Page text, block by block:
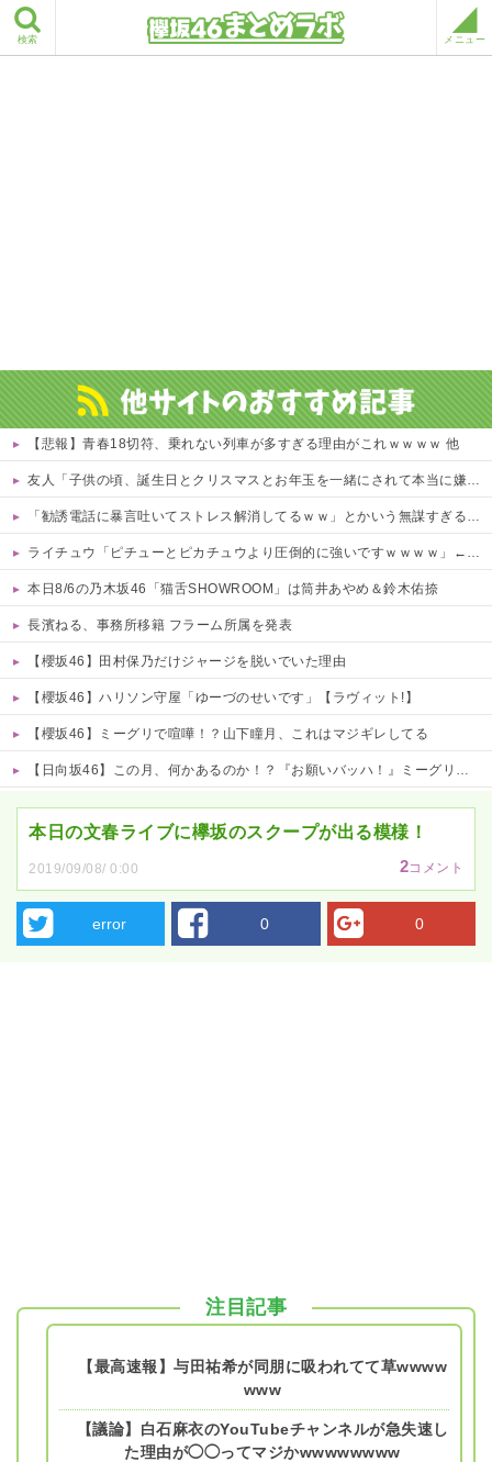
検索 メニュー
【悲報】青春18切符、乗れない列車が多すぎる理由がこれｗｗｗｗ 他
友人「子供の頃、誕生日とクリスマスとお年玉を一緒にされて本当に嫌だった！」と毎年愚痴ってたのに……結婚式と入籍を誕生日と同じ日に決定！←いや、毎年の愚痴は何だったんだよ！？
「勧誘電話に暴言吐いてストレス解消してるｗｗ」とかいう無謀すぎる同僚！住所や個人情報を握られてる恐怖すら理解できない頭の弱さに絶句
ライチュウ「ピチューとピカチュウより圧倒的に強いですｗｗｗｗ」←こいつが不人気な理由
本日8/6の乃木坂46「猫舌SHOWROOM」は筒井あやめ＆鈴木佑捺
長濱ねる、事務所移籍 フラーム所属を発表
【櫻坂46】田村保乃だけジャージを脱いでいた理由
【櫻坂46】ハリソン守屋「ゆーづのせいです」【ラヴィット!】
【櫻坂46】ミーグリで喧嘩！？山下瞳月、これはマジギレしてる
【日向坂46】この月、何かあるのか！？『お願いバッハ！』ミーグリ日程がこちら
本日の文春ライブに欅坂のスクープが出る模様！
2019/09/08/ 0:00 2コメント
error 0 0
注目記事
【最高速報】与田祐希が同朋に吸われてて草wwww
www
【議論】白石麻衣のYouTubeチャンネルが急失速し
た理由が◯◯ってマジかwwwwwwww